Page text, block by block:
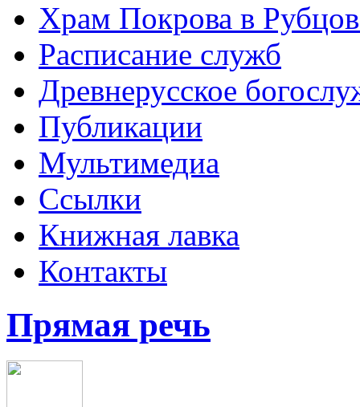
Храм Покрова в
Расписание служб
Древнерусское
Публикации
Мультимедиа
Ссылки
Книжная лавка
Контакты
Прямая речь